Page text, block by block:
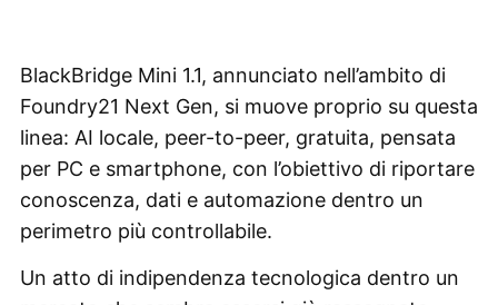
BlackBridge Mini 1.1, annunciato nell’ambito di
Foundry21 Next Gen, si muove proprio su questa
linea: AI locale, peer-to-peer, gratuita, pensata
per PC e smartphone, con l’obiettivo di riportare
conoscenza, dati e automazione dentro un
perimetro più controllabile.
Un atto di indipendenza tecnologica dentro un